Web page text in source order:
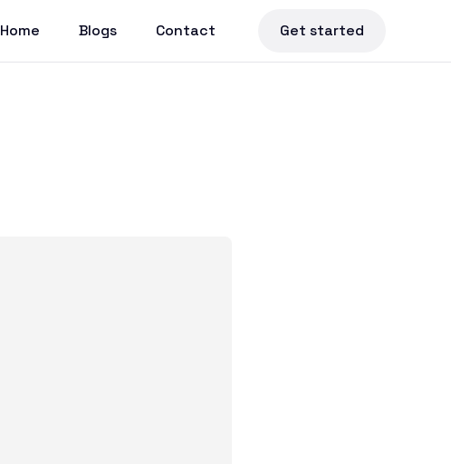
Home Blogs Contact Get started